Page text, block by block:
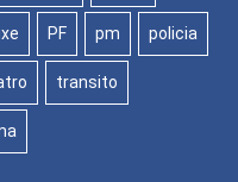
PF pm policia
transito